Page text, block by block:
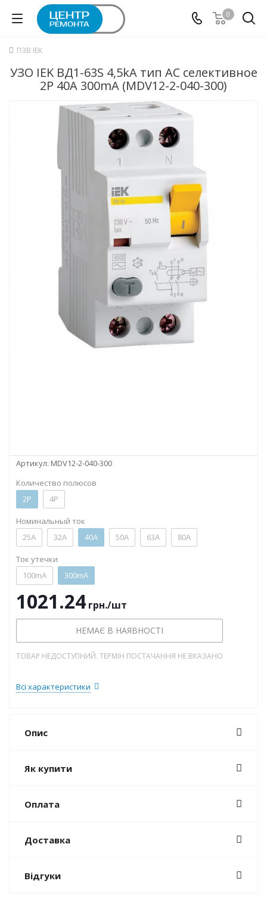
0
ПЗВ IEK
УЗО IEK ВД1-63S 4,5kA тип АС селективное
2P 40А 300mA (MDV12-2-040-300)
Артикул: MDV12-2-040-300
Количество полюсов
2P
4P
Номинальный ток
25А
32А 40А 50А 63А 80А
Ток утечки
100mA
300mA
1021.24 грн./шт
НЕМАЄ В НАЯВНОСТІ
ТОВАР НЕДОСТУПНИЙ. ТЕРМІН ПОСТАЧАННЯ НЕ ВКАЗАНО
Всі характеристики
Опис
Як купити
Оплата
Доставка
Відгуки